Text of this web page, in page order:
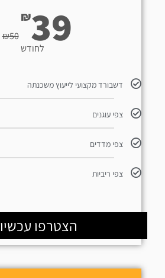
₪50
₪39
לחודש
דשבורד מקצועי לייעוץ משכנתה
צפי עוגנים
צפי מדדים
צפי ריביות
הצטרפו עכשיו